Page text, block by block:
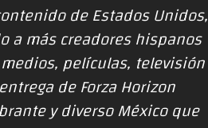
de Estados Unidos,
a más creadores hispanos
películas, televisión
de Forza Horizon
y diverso México que